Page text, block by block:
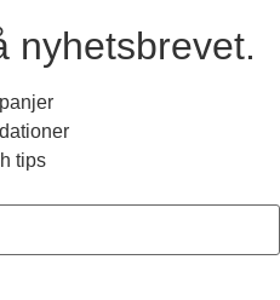
nyhetsbrevet.
tips